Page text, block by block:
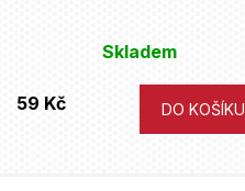
Skladem
59 Kč DO KOŠÍKU